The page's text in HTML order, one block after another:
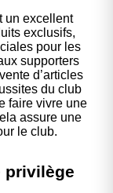
un excellent
exclusifs,
pour les
supporters
d’articles
du club
faire vivre une
assure une
le club.
privilège